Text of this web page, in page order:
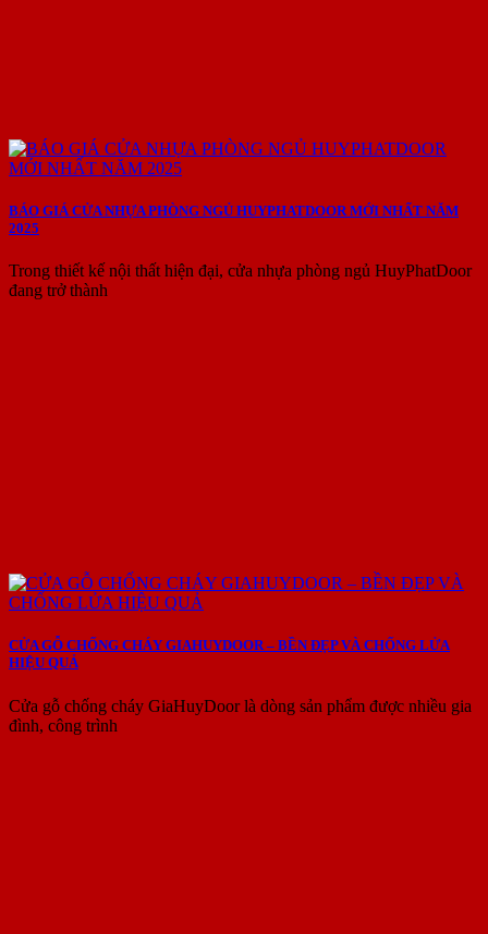
BÁO GIÁ CỬA NHỰA PHÒNG NGỦ HUYPHATDOOR MỚI NHẤT NĂM
2025
Trong thiết kế nội thất hiện đại, cửa nhựa phòng ngủ HuyPhatDoor
đang trở thành
CỬA GỖ CHỐNG CHÁY GIAHUYDOOR – BỀN ĐẸP VÀ CHỐNG LỬA
HIỆU QUẢ
Cửa gỗ chống cháy GiaHuyDoor là dòng sản phẩm được nhiều gia
đình, công trình